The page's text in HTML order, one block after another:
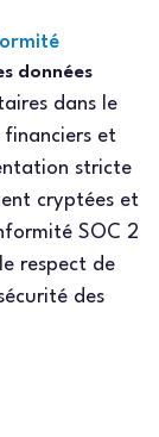
données
dans le
financiers et
stricte
cryptées et
SOC 2
respect de
des